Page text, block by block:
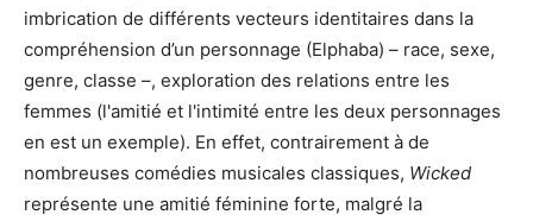
imbrication de différents vecteurs identitaires dans la
compréhension d’un personnage (Elphaba) – race, sexe,
genre, classe –, exploration des relations entre les
femmes (l'amitié et l'intimité entre les deux personnages
en est un exemple). En effet, contrairement à de
nombreuses comédies musicales classiques, Wicked
représente une amitié féminine forte, malgré la